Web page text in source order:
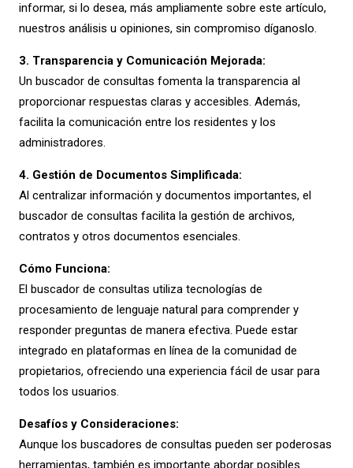
informar, si lo desea, más ampliamente sobre este artículo,
nuestros análisis u opiniones, sin compromiso díganoslo.
3. Transparencia y Comunicación Mejorada:
Un buscador de consultas fomenta la transparencia al
proporcionar respuestas claras y accesibles. Además,
facilita la comunicación entre los residentes y los
administradores.
4. Gestión de Documentos Simplificada:
Al centralizar información y documentos importantes, el
buscador de consultas facilita la gestión de archivos,
contratos y otros documentos esenciales.
Cómo Funciona:
El buscador de consultas utiliza tecnologías de
procesamiento de lenguaje natural para comprender y
responder preguntas de manera efectiva. Puede estar
integrado en plataformas en línea de la comunidad de
propietarios, ofreciendo una experiencia fácil de usar para
todos los usuarios.
Desafíos y Consideraciones:
Aunque los buscadores de consultas pueden ser poderosas